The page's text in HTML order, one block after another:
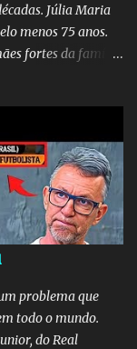
Júlia Maria
menos 75 anos.
fortes da família
problema que
todo o mundo.
do Real